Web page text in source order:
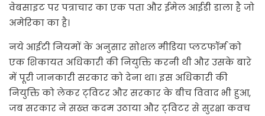
वेबसाइट पर पत्राचार का एक पता और ईमेल आईडी डाला है जो
अमेरिका का है।
नये आईटी नियमों के अनुसार सोशल मीडिया प्लटफॉर्म को
एक शिकायत अधिकारी की नियुक्ति करनी थी और उसके बारे
में पूरी जानकारी सरकार को देना था। इस अधिकारी की
नियुक्ति को लेकर ट्‌विटर और सरकार के बीच विवाद भी हुआ,
जब सरकार ने सख्त कदम उठाया और ट्‌विटर से सुरक्षा कवच